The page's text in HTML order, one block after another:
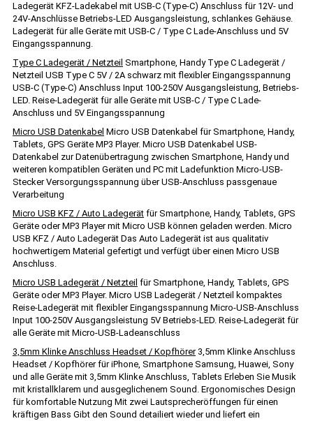
Ladegerät KFZ-Ladekabel mit USB-C (Type-C) Anschluss für 12V- und
24V-Anschlüsse Betriebs-LED Ausgangsleistung, schlankes Gehäuse.
Ladegerät für alle Geräte mit USB-C / Type C Lade-Anschluss und 5V
Eingangsspannung.
Type C Ladegerät / Netzteil Smartphone, Handy Type C Ladegerät /
Netzteil USB Type C 5V / 2A schwarz mit flexibler Eingangsspannung
USB-C (Type-C) Anschluss Input 100-250V Ausgangsleistung, Betriebs-
LED. Reise-Ladegerät für alle Geräte mit USB-C / Type C Lade-
Anschluss und 5V Eingangsspannung
Micro USB Datenkabel Micro USB Datenkabel für Smartphone, Handy,
Tablets, GPS Geräte MP3 Player. Micro USB Datenkabel USB-
Datenkabel zur Datenübertragung zwischen Smartphone, Handy und
weiteren kompatiblen Geräten und PC mit Ladefunktion Micro-USB-
Stecker Versorgungsspannung über USB-Anschluss passgenaue
Verarbeitung
Micro USB KFZ / Auto Ladegerät für Smartphone, Handy, Tablets, GPS
Geräte oder MP3 Player mit Micro USB können geladen werden. Micro
USB KFZ / Auto Ladegerät Das Auto Ladegerät ist aus qualitativ
hochwertigem Material gefertigt und verfügt über einen Micro USB
Anschluss.
Micro USB Ladegerät / Netzteil für Smartphone, Handy, Tablets, GPS
Geräte oder MP3 Player. Micro USB Ladegerät / Netzteil kompaktes
Reise-Ladegerät mit flexibler Eingangsspannung Micro-USB-Anschluss
Input 100-250V Ausgangsleistung 5V Betriebs-LED. Reise-Ladegerät für
alle Geräte mit Micro-USB-Ladeanschluss
3,5mm Klinke Anschluss Headset / Kopfhörer3,5mm Klinke Anschluss
Headset / Kopfhörer für iPhone, Smartphone Samsung, Huawei, Sony
und alle Geräte mit 3,5mm Klinke Anschluss, Tablets Erleben Sie Musik
mit kristallklarem und ausgeglichenem Sound. Ergonomisches Design
für komfortable Nutzung Mit zwei Lautsprecheröffungen für einen
kräftigen Bass Gibt den Sound detailiert wieder und liefert ein